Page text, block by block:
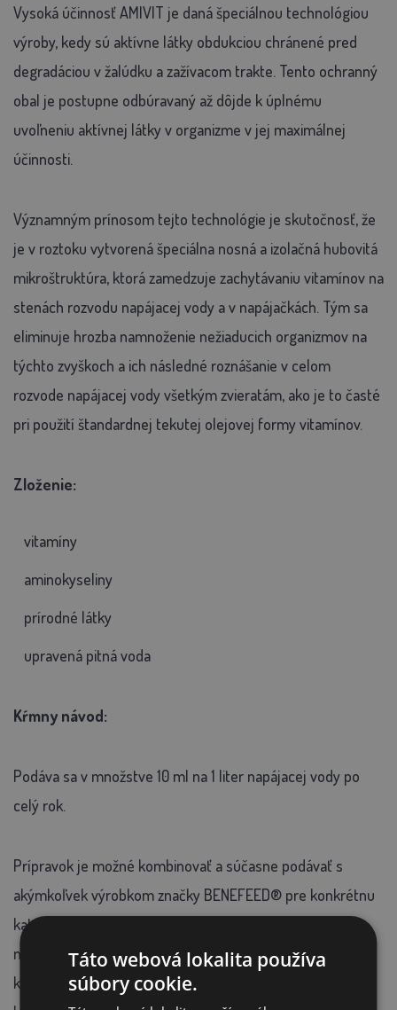
Vysoká účinnosť AMIVIT je daná špeciálnou technológiou
výroby, kedy sú aktívne látky obdukciou chránené pred
degradáciou v žalúdku a zažívacom trakte. Tento ochranný
obal je postupne odbúravaný až dôjde k úplnému
uvoľneniu aktívnej látky v organizme v jej maximálnej
účinnosti.
Významným prínosom tejto technológie je skutočnosť, že
je v roztoku vytvorená špeciálna nosná a izolačná hubovitá
mikroštruktúra, ktorá zamedzuje zachytávaniu vitamínov na
stenách rozvodu napájacej vody a v napájačkách. Tým sa
eliminuje hrozba namnoženie nežiaducich organizmov na
týchto zvyškoch a ich následné roznášanie v celom
rozvode napájacej vody všetkým zvieratám, ako je to časté
pri použití štandardnej tekutej olejovej formy vitamínov.
Zloženie:
vitamíny
aminokyseliny
prírodné látky
upravená pitná voda
Kŕmny návod:
Podáva sa v množstve 10 ml na 1 liter napájacej vody po
celý rok.
Prípravok je možné kombinovať a súčasne podávať s
akýmkoľvek výrobkom značky BENEFEED® pre konkrétnu
kategóriu zvierat. Zoznam týchto výrobkov nájdete nižšie
na tejto stránke, je tu však uvedené len jedno balenie
každého výrobku. Ďalšie balenie nájdete v príslušnej
Táto webová lokalita používa
súbory cookie.